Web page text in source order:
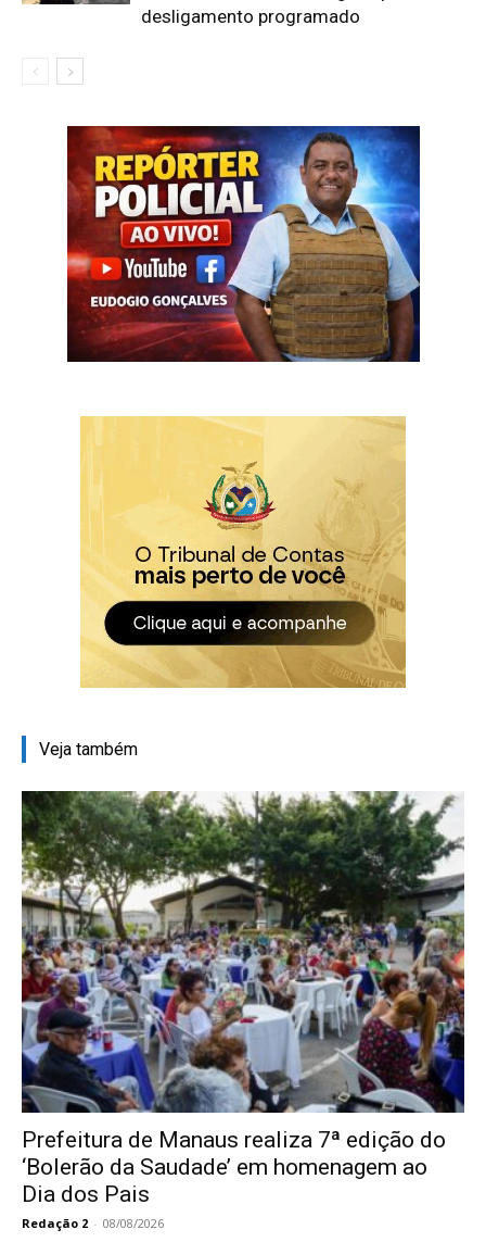
desligamento programado
Veja também
Prefeitura de Manaus realiza 7ª edição do
‘Bolerão da Saudade’ em homenagem ao
Dia dos Pais
Redação 2 - 08/08/2026